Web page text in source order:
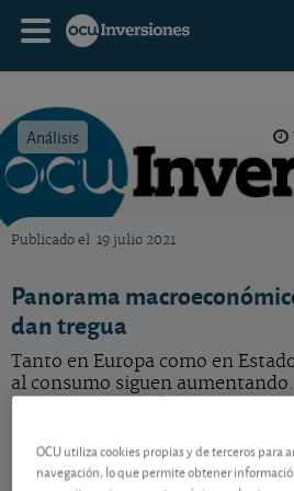
Análisis
Publicado el 19 julio 2021
Panorama
dan tregua
Tanto en Europa como en
al consumo siguen
En nuestro país la inflación no
OCU utiliza cookies propias y de terceros para
navegación, lo que permite obtener